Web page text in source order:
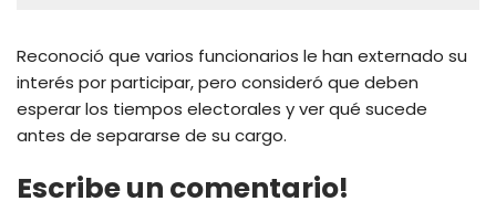
Reconoció que varios funcionarios le han externado su
interés por participar, pero consideró que deben
esperar los tiempos electorales y ver qué sucede
antes de separarse de su cargo.
Escribe un comentario!